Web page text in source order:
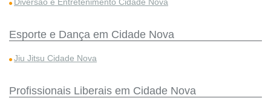
Esporte e Dança em Cidade Nova
Jiu Jitsu Cidade Nova
Profissionais Liberais em Cidade Nova